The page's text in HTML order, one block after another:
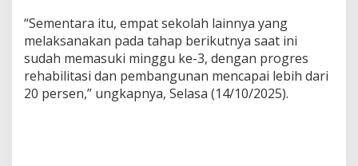
“Sementara itu, empat sekolah lainnya yang
melaksanakan pada tahap berikutnya saat ini
sudah memasuki minggu ke-3, dengan progres
rehabilitasi dan pembangunan mencapai lebih dari
20 persen,” ungkapnya, Selasa (14/10/2025).